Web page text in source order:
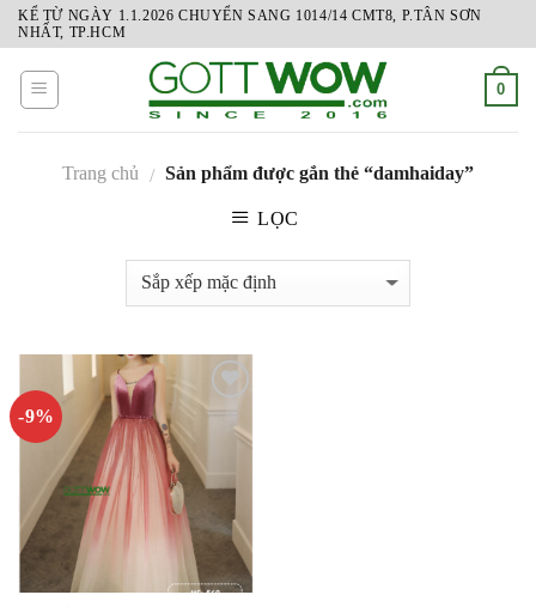
Skip
to
content
KỂ TỪ NGÀY 1.1.2026 CHUYỂN SANG 1014/14 CMT8, P.TÂN SƠN
NHẤT, TP.HCM
0
Trang chủ / Sản phẩm được gắn thẻ “damhaiday”
LỌC
-9%
ADD
WISHLIST